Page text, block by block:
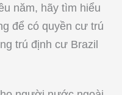
năm, hãy tìm hiểu
để có quyền cư trú
trú định cư Brazil